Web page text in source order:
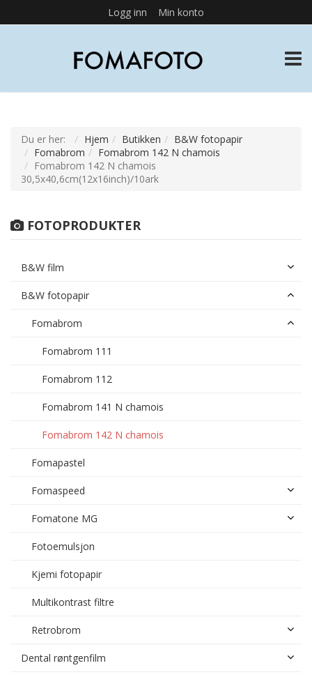
Logg inn Min konto
Du er her: Hjem Butikken
B&W fotopapir
Fomabrom
Fomabrom 142 N chamois
Fomabrom 142 N chamois
30,5x40,6cm(12x16inch)/10ark
FOTOPRODUKTER
B&W film
B&W fotopapir
Fomabrom
Fomabrom 111
Fomabrom 112
Fomabrom 141 N chamois
Fomabrom 142 N chamois
Fomapastel
Fomaspeed
Fomatone MG
Fotoemulsjon
Kjemi fotopapir
Multikontrast filtre
Retrobrom
Dental røntgenfilm